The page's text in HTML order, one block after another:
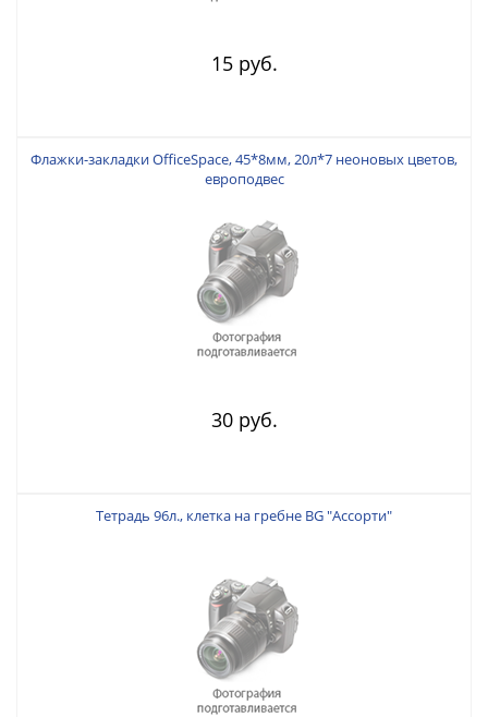
15 руб.
Флажки-закладки OfficeSpace, 45*8мм, 20л*7 неоновых цветов,
европодвес
30 руб.
Тетрадь 96л., клетка на гребне BG "Ассорти"